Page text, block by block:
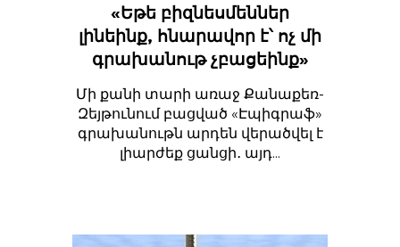
«Եթե բիզնեսմեններ
լինեինք, հնարավոր է՝ ոչ մի
գրախանութ չբացեինք»
Մի քանի տարի առաջ Քանաքեռ-
Զեյթունում բացված «Էպիգրաֆ»
գրախանութն արդեն վերածվել է
լիարժեք ցանցի․ այդ...